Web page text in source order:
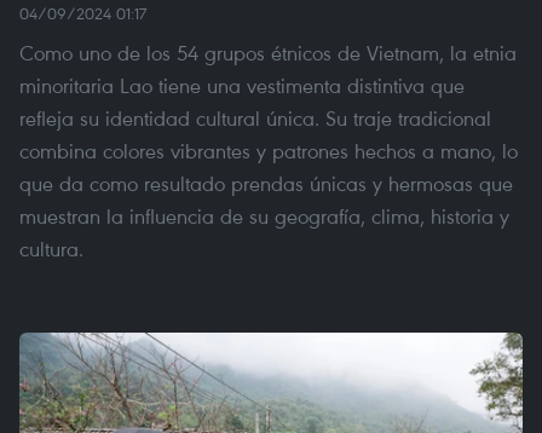
04/09/2024 01:17
Como uno de los 54 grupos étnicos de Vietnam, la etnia
minoritaria Lao tiene una vestimenta distintiva que
refleja su identidad cultural única. Su traje tradicional
combina colores vibrantes y patrones hechos a mano, lo
que da como resultado prendas únicas y hermosas que
muestran la influencia de su geografía, clima, historia y
cultura.